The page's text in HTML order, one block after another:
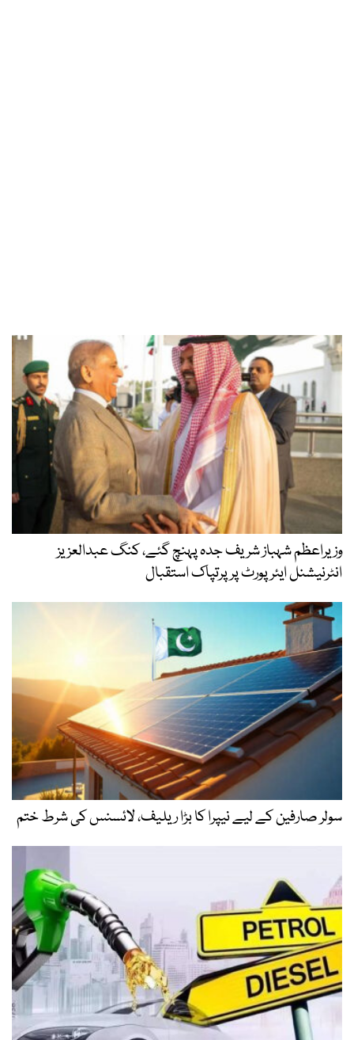
وزیراعظم شہباز شریف جدہ پہنچ گئے، کنگ عبدالعزیز
انٹرنیشنل ایئر پورٹ پر پرتپاک استقبال
سولر صارفین کے لیے نیپرا کا بڑا ریلیف، لائسنس کی شرط ختم